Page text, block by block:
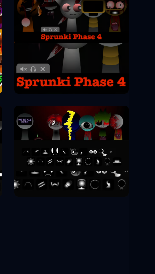
Sprunki Phase 4
Sprunki Phase 9